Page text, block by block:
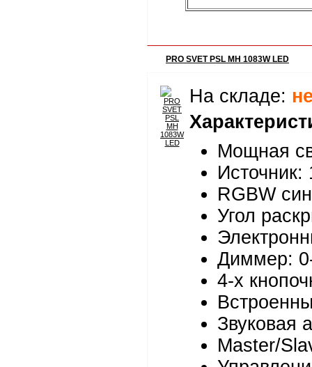
PRO SVET PSL MH 1083W LED
На складе:
Мощная
RGBW
Угол
Диммер:
4-х
Звуковая
Master/